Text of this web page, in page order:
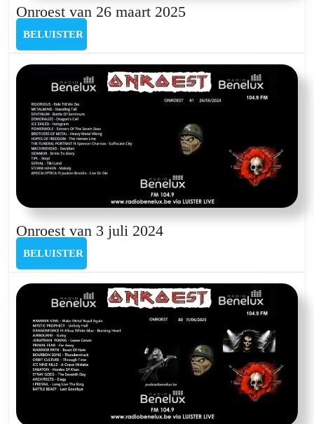
Onroest van 26 maart 2025Onroest
maart
2025
BELUISTER
Onroest van 3 juli 2024Onroest
juli
2024
BELUISTER